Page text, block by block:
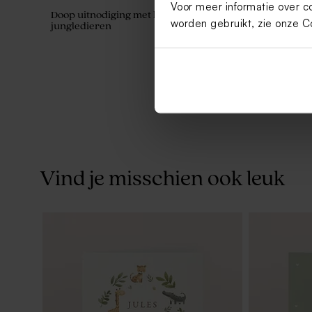
Voor meer informatie over
worden gebruikt, zie onze
Doop uitnodiging met krans van
jungledieren
Origineel
Traktatieset groen met 27 traktaties
eucalyptus
Vind je misschien ook leuk